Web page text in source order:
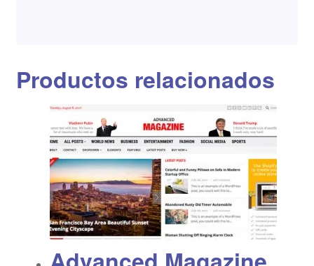
Productos relacionados